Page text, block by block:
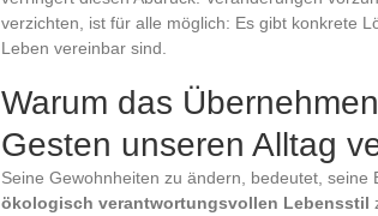
verzichten, ist für alle möglich: Es gibt konkrete
Leben vereinbar sind.
Warum das
Gesten unseren Alltag
Seine Gewohnheiten zu ändern, bedeutet,
ökologisch verantwortungsvollen Lebensstil